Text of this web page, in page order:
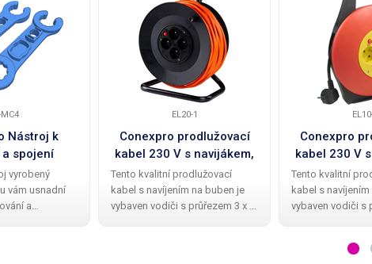
MC4
Nástroj k
spojení
konektorů
vyrobený
vám usnadní
a
EL20-1
Conexpro prodlužovací
kabel 230 V s navijákem,
20 m
Tento kvalitní prodlužovací
kabel s navíjením na buben je
vybaven vodiči s průřezem 3 x 1
Conexpro
kabel 230 V
10
Tento kvalitní
kabel s
vybaven vodiči s
kabelu činí 10